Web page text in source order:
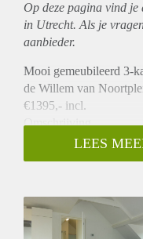
Op deze pagina vind
in Utrecht. Als je
aanbieder.
Mooi gemeubileerd 3-
de Willem van
€1395,- incl.
Omschrijving
Dit mooie, volledig
70m2 is volledig
magnetron en koelkast.
kamer welke gebruikt
LEES